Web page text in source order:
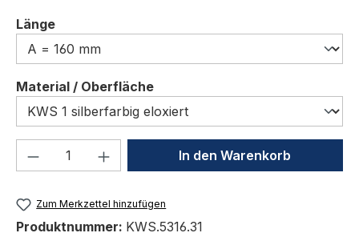
Längeauswählen
Material / Oberflächeauswählen
Produkt Anzahl: Gib denIn den Warenkorb
Zum Merkzettel hinzufügen
Produktnummer: KWS.5316.31